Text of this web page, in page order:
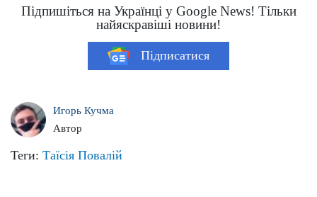
Підпишіться на Українці у Google News! Тільки
найяскравіші новини!
Підписатися
Игорь Кучма
Автор
Теги: Таїсія Повалій